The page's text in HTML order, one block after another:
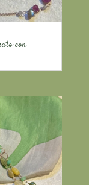
con